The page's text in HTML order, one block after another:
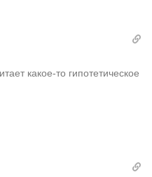
какое-то гипотетическое